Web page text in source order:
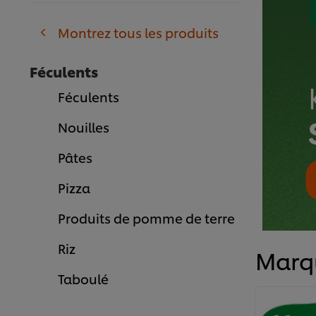
Montrez tous les produits
Féculents
Féculents
Nouilles
Pâtes
Pizza
Produits de pomme de terre
Riz
Taboulé